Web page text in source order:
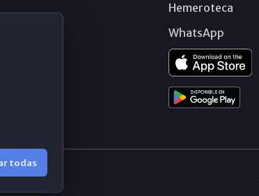
Hemeroteca
WhatsApp
todas